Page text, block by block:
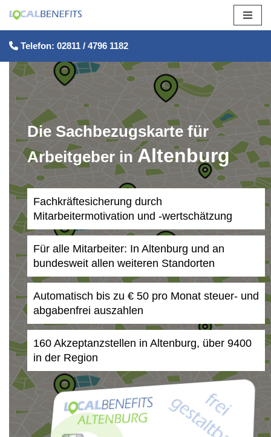
Zum
Inhalt
springen
Telefon: 02811 / 4796 1182
Die Sachbezugskarte für
Arbeitgeber inAltenburg
Fachkräftesicherung durch
Mitarbeitermotivation und -wertschätzung
Für alle Mitarbeiter: In Altenburg und an
bundesweit allen weiteren Standorten
Automatisch bis zu € 50 pro Monat steuer- und
abgabenfrei auszahlen
160 Akzeptanzstellen in Altenburg, über 9400
in der Region